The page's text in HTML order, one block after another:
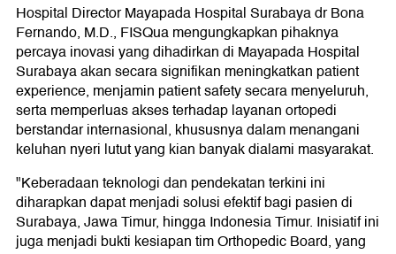
Hospital Director Mayapada Hospital Surabaya dr Bona
Fernando, M.D., FISQua mengungkapkan pihaknya
percaya inovasi yang dihadirkan di Mayapada Hospital
Surabaya akan secara signifikan meningkatkan patient
experience, menjamin patient safety secara menyeluruh,
serta memperluas akses terhadap layanan ortopedi
berstandar internasional, khususnya dalam menangani
keluhan nyeri lutut yang kian banyak dialami masyarakat.
"Keberadaan teknologi dan pendekatan terkini ini
diharapkan dapat menjadi solusi efektif bagi pasien di
Surabaya, Jawa Timur, hingga Indonesia Timur. Inisiatif ini
juga menjadi bukti kesiapan tim Orthopedic Board, yang